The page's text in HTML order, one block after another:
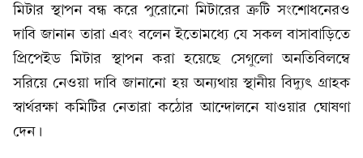
মিটার স্থাপন বন্ধ করে পুরোনো মিটারের ত্রুটি সংশোধনেরও
দাবি জানান তারা এবং বলেন ইতোমধ্যে যে সকল বাসাবাড়িতে
প্রিপেইড মিটার স্থাপন করা হয়েছে সেগুলো অনতিবিলম্বে
সরিয়ে নেওয়া দাবি জানানো হয় অন্যথায় স্থানীয় বিদ্যুৎ গ্রাহক
স্বার্থরক্ষা কমিটির নেতারা কঠোর আন্দোলনে যাওয়ার ঘোষণা
দেন।